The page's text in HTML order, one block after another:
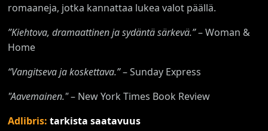
romaaneja, jotka kannattaa lukea valot päällä.
”Kiehtova, dramaattinen ja sydäntä särkevä.”– Woman &
Home
“Vangitseva ja koskettava.”– Sunday Express
"Aavemainen."– New York Times Book Review
Adlibris:tarkista saatavuus